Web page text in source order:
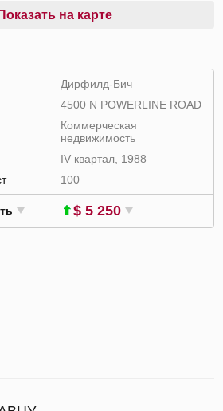
Показать на карте
Дирфилд-Бич
4500 N POWERLINE ROAD
Коммерческая
недвижимость
IV квартал, 1988
100
$ 5 250